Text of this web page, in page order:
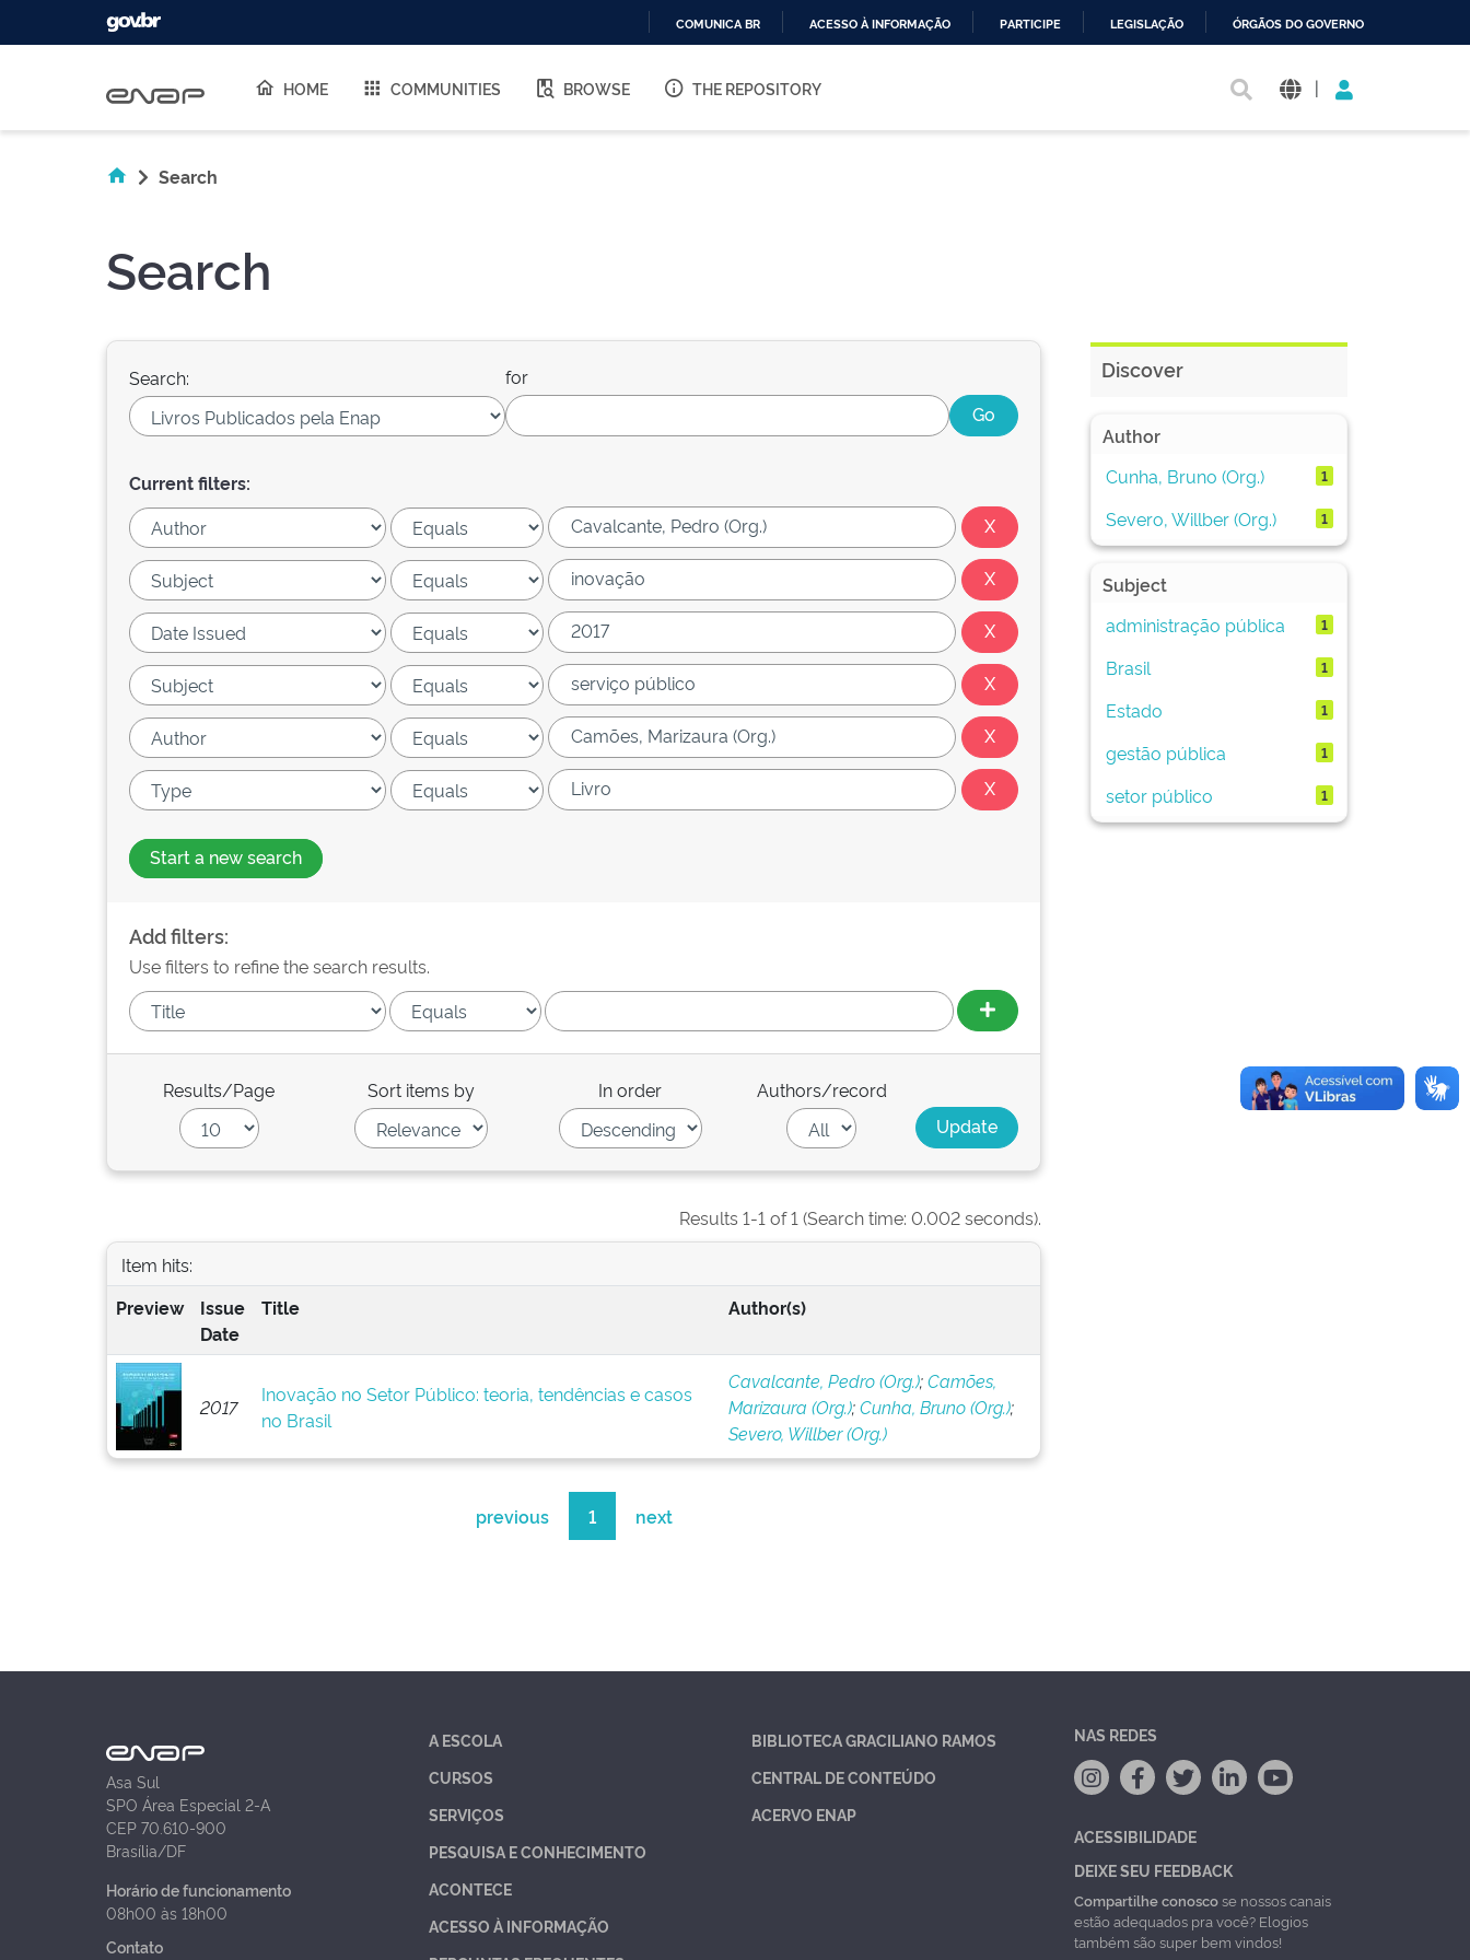
O
COMUNICA BR ACESSO À INFORMAÇÃO PARTICIPE LEGISLAÇÃO ÓRGÃOS DO GOVERNO
HOME COMMUNITIES BROWSE THE REPOSITORY |
Search
Search
Search: for
Current filters:
Start a new search
Add filters:
Use filters to refine the search results.
Results/Page Sort items by In order Authors/record
Results 1-1 of 1 (Search time: 0.002 seconds).
Item hits:
Preview
Issue
Date
Title Author(s)
2017
Inovação no Setor Público: teoria, tendências e casos
no Brasil
Cavalcante, Pedro (Org.);Camões,
Marizaura (Org.);Cunha, Bruno (Org.);
Severo, Willber (Org.)
previous 1 next
Discover
Author
Cunha, Bruno (Org.)
1
Severo, Willber (Org.) 1
Subject
administração pública
1
Brasil 1
Estado 1
gestão pública 1
setor público 1
Asa Sul
SPO Área Especial 2-A
CEP 70.610-900
Brasília/DF
Horário de funcionamento
08h00 às 18h00
Contato
A ESCOLA
CURSOS
SERVIÇOS
PESQUISA E CONHECIMENTO
ACONTECE
ACESSO À INFORMAÇÃO
BIBLIOTECA GRACILIANO RAMOS
CENTRAL DE CONTEÚDO
ACERVO ENAP
NAS REDES
ACESSIBILIDADE
DEIXE SEU FEEDBACK
Compartilhe conoscose nossos canais
estão adequados pra você? Elogios
também são super bem vindos!